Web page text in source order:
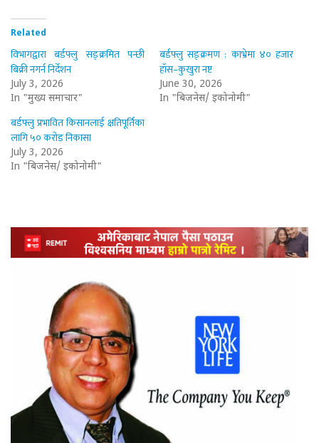
Related
विभागद्वारा बर्डफ्लु सङ्क्रमित पन्छी
बिक्री नगर्न निर्देशन
July 3, 2026
In "मुख्य समाचार"
बर्डफ्लु सङ्क्रमण : काभ्रेमा ४० हजार
हाँस–कुखुरा नष्ट
June 30, 2026
In "बिजनेस/ इकोनोमी"
बर्डफ्लु प्रभावित किसानलाई क्षतिपूर्तिका
लागि ५० करोड निकासा
July 3, 2026
In "बिजनेस/ इकोनोमी"